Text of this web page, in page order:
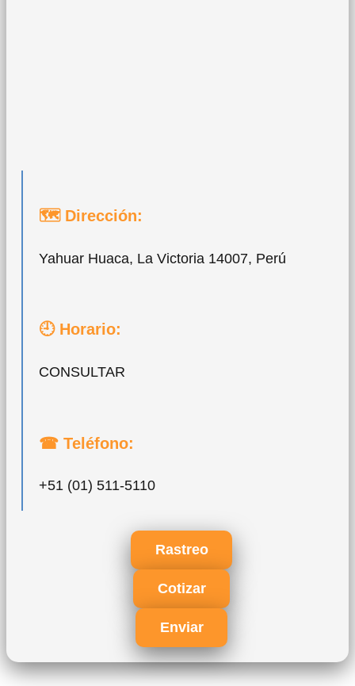
🗺 Dirección:
Yahuar Huaca, La Victoria 14007, Perú
🕘 Horario:
CONSULTAR
☎ Teléfono:
+51 (01) 511-5110
Rastreo
Cotizar
Enviar